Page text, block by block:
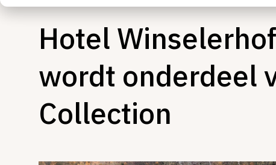
Hotel
wordt onderdeel
Collection